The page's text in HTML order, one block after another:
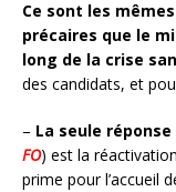
Ce sont les
précaires que le
long de la crise
des candidats, et
– La seule
FO) est la
prime pour l’accueil